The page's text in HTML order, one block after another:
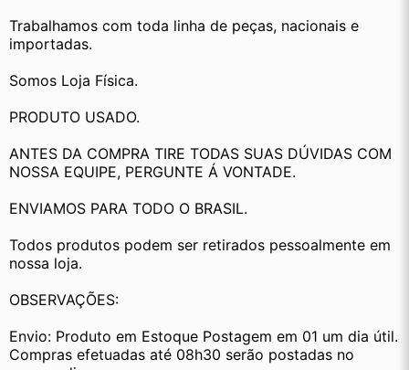
Trabalhamos com toda linha de peças, nacionais e
importadas.
Somos Loja Física.
PRODUTO USADO.
ANTES DA COMPRA TIRE TODAS SUAS DÚVIDAS COM
NOSSA EQUIPE, PERGUNTE Á VONTADE.
ENVIAMOS PARA TODO O BRASIL.
Todos produtos podem ser retirados pessoalmente em
nossa loja.
OBSERVAÇÕES:
Envio: Produto em Estoque Postagem em 01 um dia útil.
Compras efetuadas até 08h30 serão postadas no